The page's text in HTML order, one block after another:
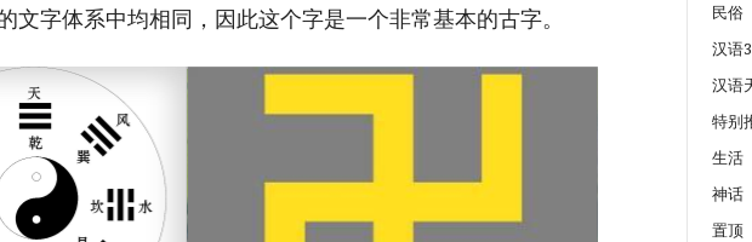
文字体系中均相同，因此这个字是一个非常基本的古字。
民俗
汉语
汉语
特别
生活
神话
置顶